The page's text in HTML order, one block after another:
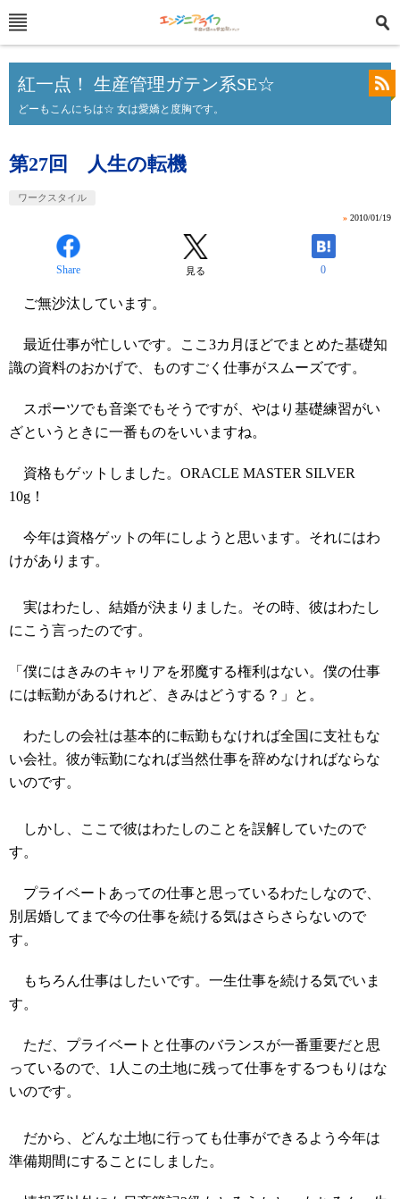
紅一点！ 生産管理ガテン系SE☆
どーもこんにちは☆ 女は愛嬌と度胸です。
第27回 人生の転機
ワークスタイル
» 2010/01/19
Share 見る 0
ご無沙汰しています。
最近仕事が忙しいです。ここ3カ月ほどでまとめた基礎知
識の資料のおかげで、ものすごく仕事がスムーズです。
スポーツでも音楽でもそうですが、やはり基礎練習がい
ざというときに一番ものをいいますね。
資格もゲットしました。ORACLE MASTER SILVER
10g！
今年は資格ゲットの年にしようと思います。それにはわ
けがあります。
実はわたし、結婚が決まりました。その時、彼はわたし
にこう言ったのです。
「僕にはきみのキャリアを邪魔する権利はない。僕の仕事
には転勤があるけれど、きみはどうする？」と。
わたしの会社は基本的に転勤もなければ全国に支社もな
い会社。彼が転勤になれば当然仕事を辞めなければならな
いのです。
しかし、ここで彼はわたしのことを誤解していたので
す。
プライベートあっての仕事と思っているわたしなので、
別居婚してまで今の仕事を続ける気はさらさらないので
す。
もちろん仕事はしたいです。一生仕事を続ける気でいま
す。
ただ、プライベートと仕事のバランスが一番重要だと思
っているので、1人この土地に残って仕事をするつもりはな
いのです。
だから、どんな土地に行っても仕事ができるよう今年は
準備期間にすることにしました。